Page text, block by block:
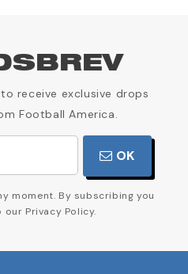
receive exclusive drops
Football America.
OK
moment. By subscribing you
our Privacy Policy.